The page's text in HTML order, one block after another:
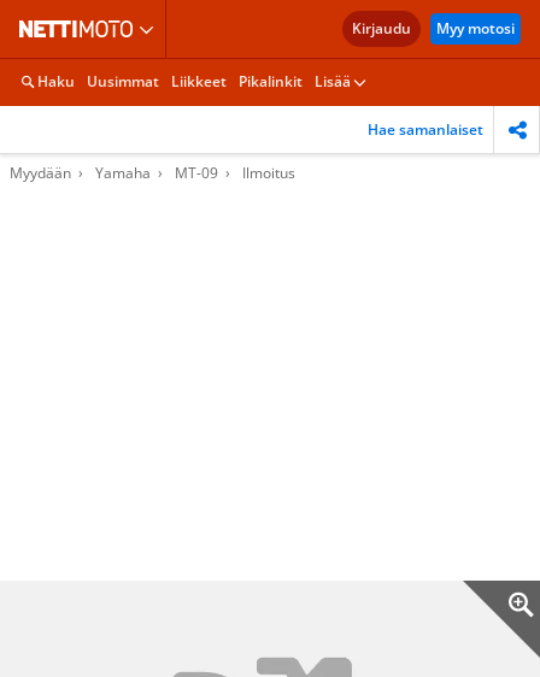
Kirjaudu Myy motosi
Haku Uusimmat Liikkeet Pikalinkit Lisää
Hae samanlaiset
Myydään Yamaha MT-09 Ilmoitus